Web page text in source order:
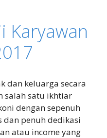
Karyawan
dan keluarga secara
salah satu ikhtiar
dengan sepenuh
dan penuh dedikasi
atau income yang